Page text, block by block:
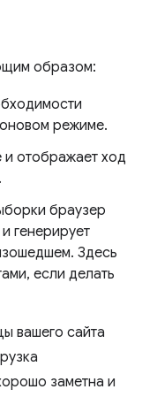
образом:
режиме.
и отображает ход
браузер
генерирует
Здесь
если делать
вашего сайта
заметна и